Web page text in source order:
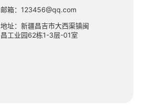
邮箱：123456@qq.com
地址：新疆昌吉市大西渠镇闽
昌工业园62栋1-3层-01室